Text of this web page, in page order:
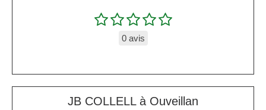
0 avis
JB COLLELL à Ouveillan